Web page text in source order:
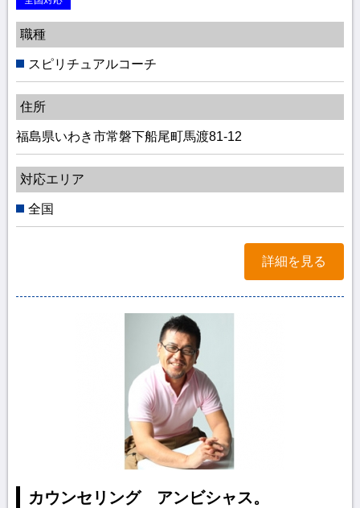
職種
スピリチュアルコーチ
住所
福島県いわき市常磐下船尾町馬渡81-12
対応エリア
全国
詳細を見る
カウンセリング アンビシャス。